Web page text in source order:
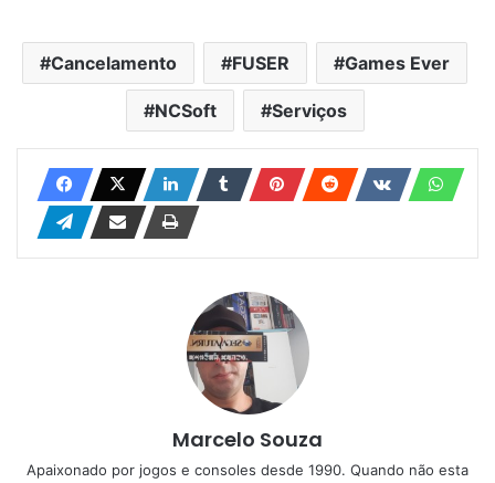
Cancelamento FUSER Games Ever
NCSoft Serviços
Marcelo Souza
Apaixonado por jogos e consoles desde 1990. Quando não esta